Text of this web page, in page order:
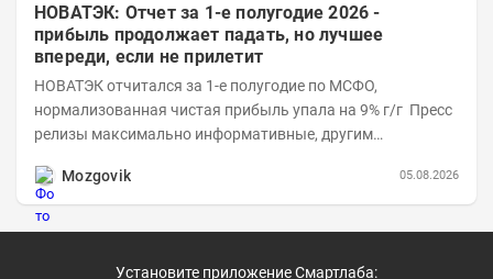
НОВАТЭК: Отчет за 1-е полугодие 2026 -
прибыль продолжает падать, но лучшее
впереди, если не прилетит
НОВАТЭК отчитался за 1-е полугодие по МСФО,
нормализованная чистая прибыль упала на 9% г/г Пресс
релизы максимально информативные, другим
Mozgovik
05.08.2026
Установите приложение Смартлаба: